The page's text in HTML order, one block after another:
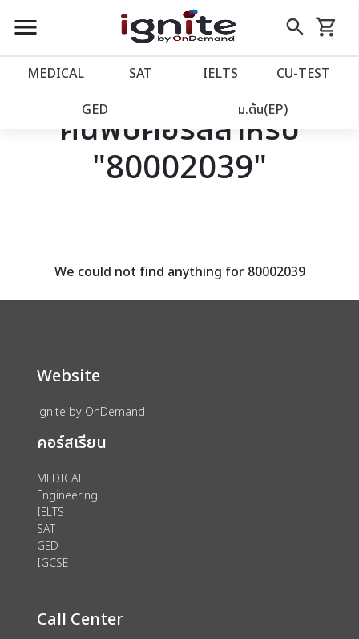
close
account_balance หน้าแรก
เว็บไซต์อิกไนท์
โปรโมชั่น
assignment ลงทะเบียน
menu search
Skip
to
shopping_cart
รถเข็น
MEDICAL SAT IELTS CU‑TEST
GED ม.ต้น(EP)
ค้นพบคอร์สสำหรับ
"80002039"
We could not find anything for 80002039
Website
ignite by OnDemand
คอร์สเรียน
MEDICAL
Engineering
IELTS
SAT
GED
IGCSE
Call Center